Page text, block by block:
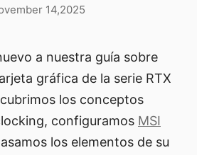
14,2025
a nuestra guía sobre
gráfica de la serie RTX
los conceptos
configuramos MSI
los elementos de su